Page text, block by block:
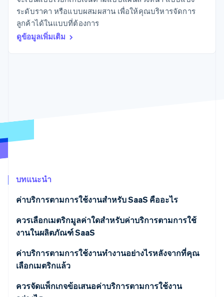
เพิ่มเติม
Product roadmap
ดูสิ่งที่กำลังจะมาถึง
Climate
Stripe Sessions 2026
ดูว่า Stripe กำลังสร้างโครงสร้างพื้นฐานระบบเศรษฐกิจสำหรับ
AI อย่างไร
องค์กรไม่แสวงผลกำไร
บริการเฉพาะทาง
ภาครัฐ
ธุรกิจค้าปลีก
สถานะ API
ระดับราคา หรือแบบผสมผสาน เพื่อให้คุณบริหารจัดการ
ลูกค้าได้ในแบบที่ต้องการ
ดูข้อมูลเพิ่มเติม
บทแนะนำ
ค่าบริการตามการใช้งานสำหรับ SaaS คืออะไร
ควรเลือกเมตริกมูลค่าใดสำหรับค่าบริการตามการใช้
งานในผลิตภัณฑ์ SaaS
ค่าบริการตามการใช้งานทำงานอย่างไรหลังจากที่คุณ
เลือกเมตริกแล้ว
ควรจัดแพ็กเกจข้อเสนอค่าบริการตามการใช้งาน